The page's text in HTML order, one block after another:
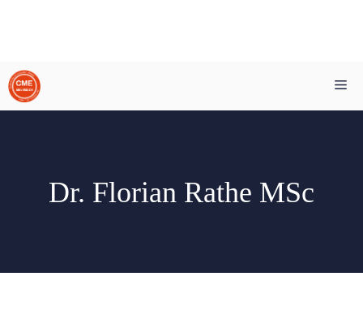
Zum
Inhalt
springen
Dr. Florian Rathe MSc